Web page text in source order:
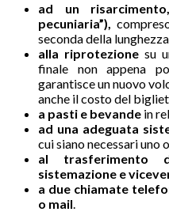
ad un
pecuniaria”),
seconda della
alla riprotezione su
finale non appena
garantisce un nuovo
anche il costo del
a pasti e bevande in
ad una adeguata
cui siano necessari uno
al trasferimento
sistemazione e
a due chiamate
o mail.